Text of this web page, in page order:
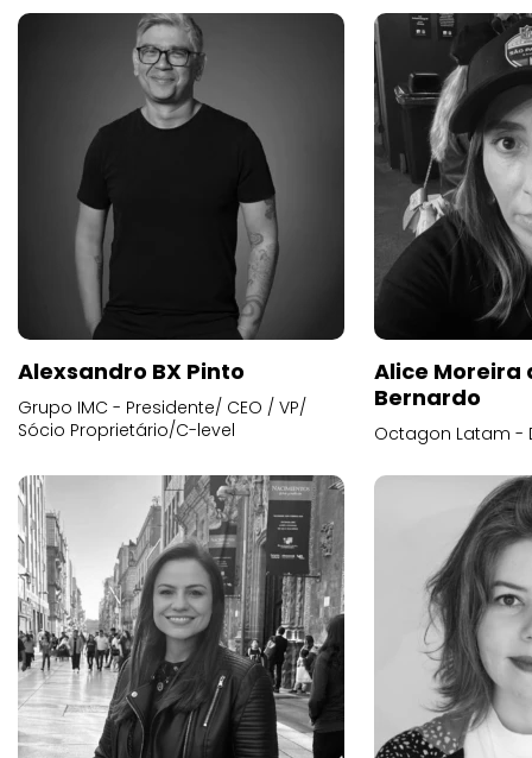
Alexsandro BX Pinto
Grupo IMC - Presidente/ CEO / VP/
Sócio Proprietário/C-level
Alice
Bernardo
Octagon Latam -